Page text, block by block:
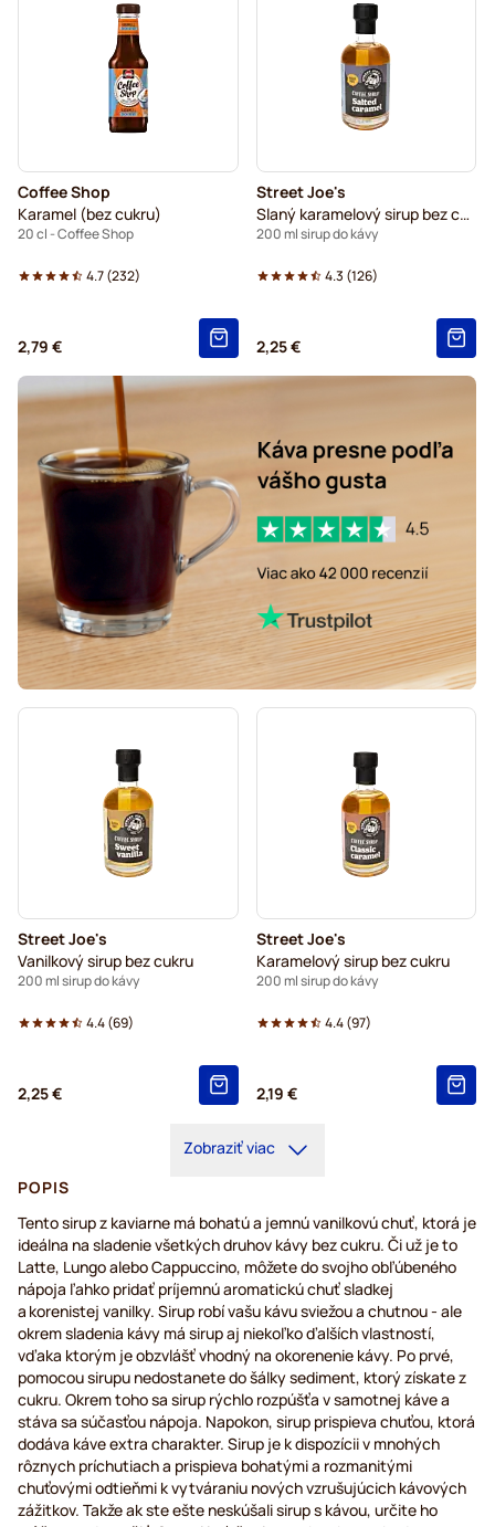
Coffee Shop
Karamel (bez cukru)
20 cl - Coffee Shop
4.7(232)
2,79 €
Street Joe's
Slaný karamelový sirup bez cukru
200 ml sirup do kávy
4.3 (126)
2,25 €
Street Joe's
Vanilkový sirup bez cukru
200 ml sirup do kávy
4.4(69)
2,25 €
Street Joe's
Karamelový sirup bez cukru
200 ml sirup do kávy
4.4(97)
2,19 €
Zobraziť viac
POPIS
Tento sirup z kaviarne má bohatú a jemnú vanilkovú chuť, ktorá je
ideálna na sladenie všetkých druhov kávy bez cukru. Či už je to
Latte, Lungo alebo Cappuccino, môžete do svojho obľúbeného
nápoja ľahko pridať príjemnú aromatickú chuť sladkej
a korenistej vanilky. Sirup robí vašu kávu sviežou a chutnou - ale
okrem sladenia kávy má sirup aj niekoľko ďalších vlastností,
vďaka ktorým je obzvlášť vhodný na okorenenie kávy. Po prvé,
pomocou sirupu nedostanete do šálky sediment, ktorý získate z
cukru. Okrem toho sa sirup rýchlo rozpúšťa v samotnej káve a
stáva sa súčasťou nápoja. Napokon, sirup prispieva chuťou, ktorá
dodáva káve extra charakter. Sirup je k dispozícii v mnohých
rôznych príchutiach a prispieva bohatými a rozmanitými
chuťovými odtieňmi k vytváraniu nových vzrušujúcich kávových
zážitkov. Takže ak ste ešte neskúšali sirup s kávou, určite ho